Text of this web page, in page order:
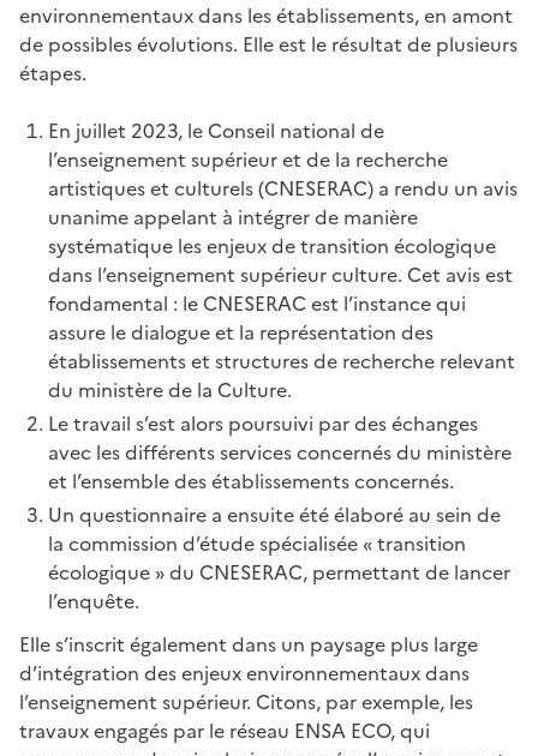
environnementaux dans les établissements, en amont
de possibles évolutions. Elle est le résultat de plusieurs
étapes.
En juillet 2023, le Conseil national de
l’enseignement supérieur et de la recherche
artistiques et culturels (CNESERAC) a rendu un avis
unanime appelant à intégrer de manière
systématique les enjeux de transition écologique
dans l’enseignement supérieur culture. Cet avis est
fondamental : le CNESERAC est l’instance qui
assure le dialogue et la représentation des
établissements et structures de recherche relevant
du ministère de la Culture.
Le travail s’est alors poursuivi par des échanges
avec les différents services concernés du ministère
et l’ensemble des établissements concernés.
Un questionnaire a ensuite été élaboré au sein de
la commission d’étude spécialisée « transition
écologique » du CNESERAC, permettant de lancer
l’enquête.
Elle s’inscrit également dans un paysage plus large
d’intégration des enjeux environnementaux dans
l’enseignement supérieur. Citons, par exemple, les
travaux engagés par le réseau ENSA ECO, qui